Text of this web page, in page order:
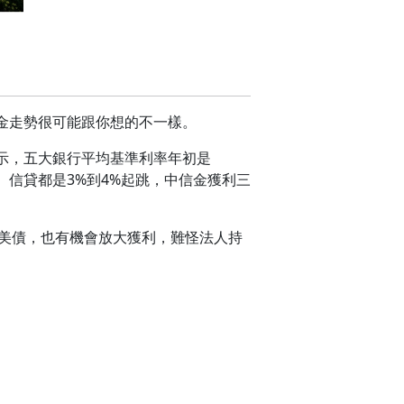
勢很可能跟你想的不一樣。
，五大銀行平均基準利率年初是
貸都是3%到4%起跳，中信金獲利三
債，也有機會放大獲利，難怪法人持